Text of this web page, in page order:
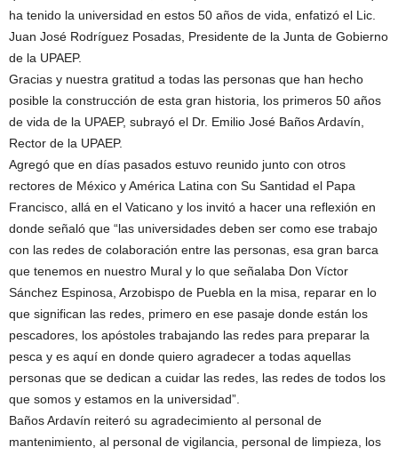
ha tenido la universidad en estos 50 años de vida, enfatizó el Lic.
Juan José Rodríguez Posadas, Presidente de la Junta de Gobierno
de la UPAEP.
Gracias y nuestra gratitud a todas las personas que han hecho
posible la construcción de esta gran historia, los primeros 50 años
de vida de la UPAEP, subrayó el Dr. Emilio José Baños Ardavín,
Rector de la UPAEP.
Agregó que en días pasados estuvo reunido junto con otros
rectores de México y América Latina con Su Santidad el Papa
Francisco, allá en el Vaticano y los invitó a hacer una reflexión en
donde señaló que “las universidades deben ser como ese trabajo
con las redes de colaboración entre las personas, esa gran barca
que tenemos en nuestro Mural y lo que señalaba Don Víctor
Sánchez Espinosa, Arzobispo de Puebla en la misa, reparar en lo
que significan las redes, primero en ese pasaje donde están los
pescadores, los apóstoles trabajando las redes para preparar la
pesca y es aquí en donde quiero agradecer a todas aquellas
personas que se dedican a cuidar las redes, las redes de todos los
que somos y estamos en la universidad”.
Baños Ardavín reiteró su agradecimiento al personal de
mantenimiento, al personal de vigilancia, personal de limpieza, los